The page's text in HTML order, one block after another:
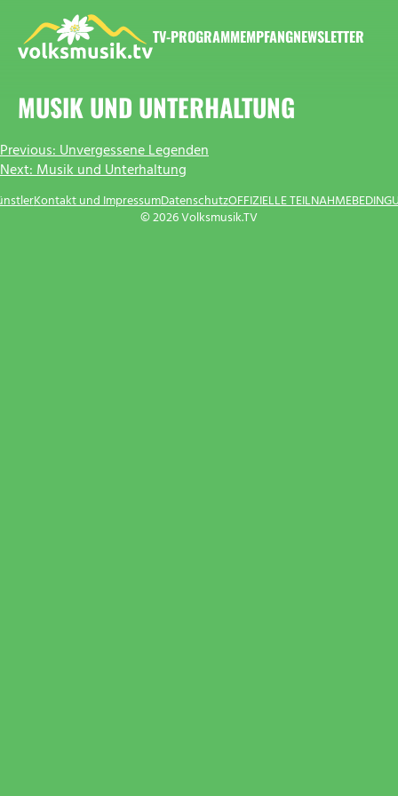
Inhalt
springen
TV-PROGRAMMEMPFANGNEWSLETTER
MUSIK UND UNTERHALTUNG
BEITRAGSNAVIGATION
Previous:Unvergessene Legenden
Next:Musik und Unterhaltung
© 2026 Volksmusik.TV
Kontakt und ImpressumDatenschutzOFFIZIELLE